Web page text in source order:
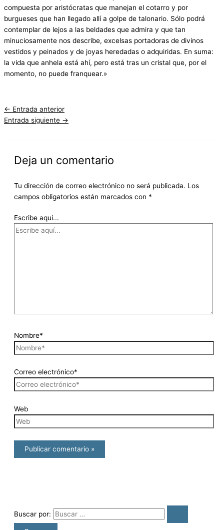
compuesta por aristócratas que manejan el cotarro y por
burgueses que han llegado allí a golpe de talonario. Sólo podrá
contemplar de lejos a las beldades que admira y que tan
minuciosamente nos describe, excelsas portadoras de divinos
vestidos y peinados y de joyas heredadas o adquiridas. En suma:
la vida que anhela está ahí, pero está tras un cristal que, por el
momento, no puede franquear.»
← Entrada anterior
Entrada siguiente →
Deja un comentario
Tu dirección de correo electrónico no será publicada. Los
campos obligatorios están marcados con *
Escribe aquí...
Nombre*
Correo electrónico*
Web
Buscar por: